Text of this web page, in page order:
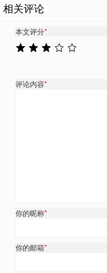
相关评论
本文评分*
评论内容*
你的昵称*
你的邮箱*